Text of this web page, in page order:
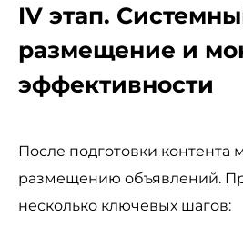
IV этап.
размещение и
эффективности
После подготовки
размещению объявлений.
несколько ключевых шагов: